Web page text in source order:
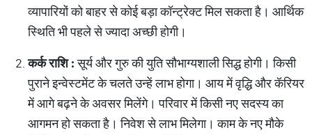
व्यापारियों को बाहर से कोई बड़ा कॉन्ट्रेक्ट मिल सकता है। आर्थिक
स्थिति भी पहले से ज्यादा अच्छी होगी।
कर्कराशि:सूर्य और गुरु की युति सौभाग्यशाली सिद्ध होगी। किसी
पुराने इन्वेस्टमेंट के चलते उन्हें लाभ होगा। आय में वृद्धि और कॅरियर
में आगे बढ़ने के अवसर मिलेंगे। परिवार में किसी नए सदस्य का
आगमन हो सकता है। निवेश से लाभ मिलेगा। काम के नए मौके